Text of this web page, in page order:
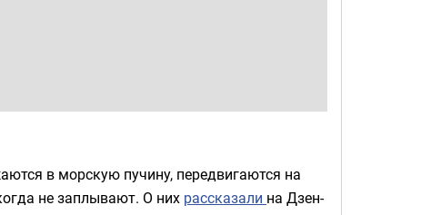
в морскую пучину, передвигаются на
не заплывают. О них рассказали на Дзен-